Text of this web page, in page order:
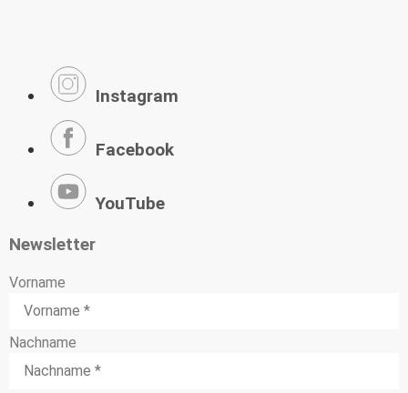
Instagram
Facebook
YouTube
Newsletter
Vorname
Nachname